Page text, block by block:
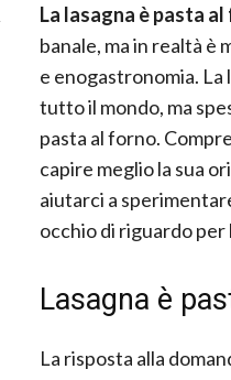
La lasagna è pasta
banale, ma in realtà è
e enogastronomia. La
tutto il mondo, ma
pasta al forno.
capire meglio la sua
aiutarci a
occhio di riguardo per
Lasagna è
La risposta alla